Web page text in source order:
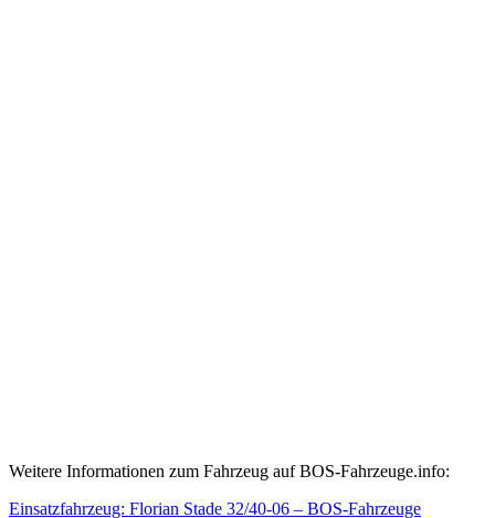
Weitere Informationen zum Fahrzeug auf BOS-Fahrzeuge.info:
Einsatzfahrzeug: Florian Stade 32/40-06 – BOS-Fahrzeuge